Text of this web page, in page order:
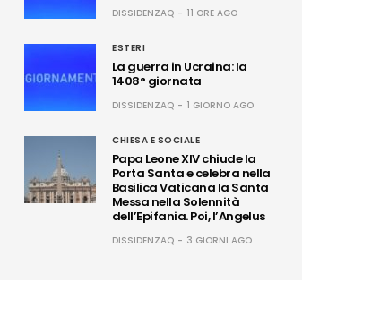
DISSIDENZAQ 11 ORE AGO
ESTERI
La guerra in Ucraina: la
1408° giornata
DISSIDENZAQ 1 GIORNO AGO
CHIESA E SOCIALE
Papa Leone XIV chiude la
Porta Santa e celebra nella
Basilica Vaticana la Santa
Messa nella Solennità
dell’Epifania. Poi, l’Angelus
DISSIDENZAQ 3 GIORNI AGO